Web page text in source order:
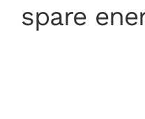
spare